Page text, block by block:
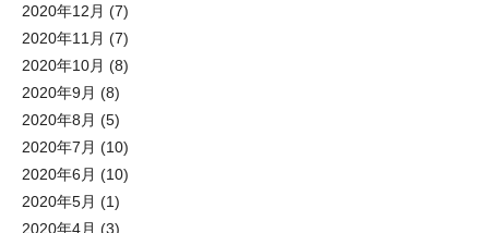
2020年12月 (7)
2020年11月 (7)
2020年10月 (8)
2020年9月 (8)
2020年8月 (5)
2020年7月 (10)
2020年6月 (10)
2020年5月 (1)
2020年4月 (3)